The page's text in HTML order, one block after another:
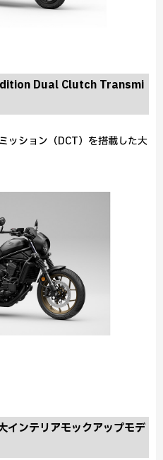
Dual Clutch Transmi
ッション（DCT）を搭載した大
ンテリアモックアップモデ